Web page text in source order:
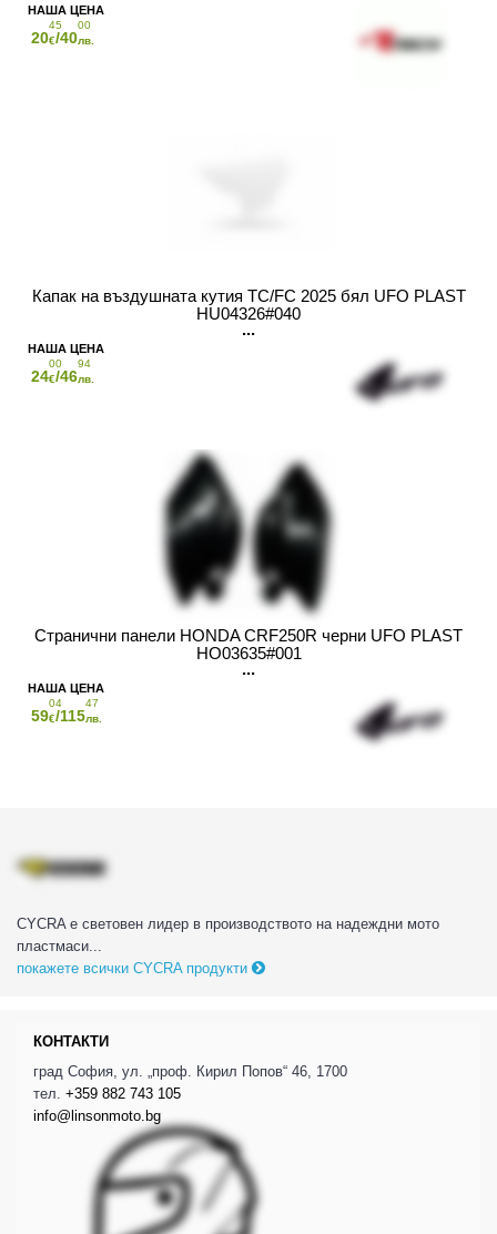
CYCRA е световен лидер в производството на надеждни мото
пластмаси...
покажете всички CYCRA продукти
20
45
€/40
00
лв.
Капак на въздушната кутия TC/FC 2025 бял UFO PLAST
HU04326#040
24
00
€/46
94
лв.
Странични панели HONDA CRF250R черни UFO PLAST
HO03635#001
59
04
€/115
47
лв.
КОНТАКТИ
град София, ул. „проф. Кирил Попов“ 46, 1700
тел. +359 882 743 105
info@linsonmoto.bg